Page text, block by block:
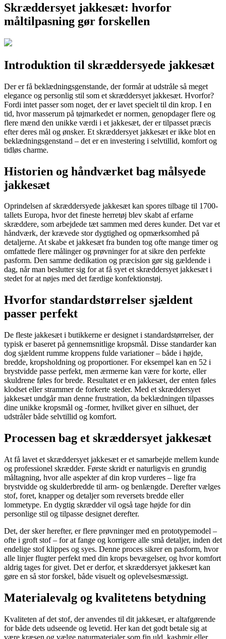
Skræddersyet jakkesæt: hvorfor
måltilpasning gør forskellen
Introduktion til skræddersyede jakkesæt
Der er få beklædningsgenstande, der formår at udstråle så meget
elegance og personlig stil som et skræddersyet jakkesæt. Hvorfor?
Fordi intet passer som noget, der er lavet specielt til din krop. I en
tid, hvor masserum på tøjmarkedet er normen, genopdager flere og
flere mænd den unikke værdi i et jakkesæt, der er tilpasset præcis
efter deres mål og ønsker. Et skræddersyet jakkesæt er ikke blot en
beklædningsgenstand – det er en investering i selvtillid, komfort og
tidløs charme.
Historien og håndværket bag målsyede
jakkesæt
Oprindelsen af skræddersyede jakkesæt kan spores tilbage til 1700-
tallets Europa, hvor det fineste herretøj blev skabt af erfarne
skræddere, som arbejdede tæt sammen med deres kunder. Det var et
håndværk, der krævede stor dygtighed og opmærksomhed på
detaljerne. At skabe et jakkesæt fra bunden tog ofte mange timer og
omfattede flere målinger og prøvninger for at sikre den perfekte
pasform. Den samme dedikation og præcision gør sig gældende i
dag, når man beslutter sig for at få syet et skræddersyet jakkesæt i
stedet for at nøjes med det færdige konfektionstøj.
Hvorfor standardstørrelser sjældent
passer perfekt
De fleste jakkesæt i butikkerne er designet i standardstørrelser, der
typisk er baseret på gennemsnitlige kropsmål. Disse standarder kan
dog sjældent rumme kroppens fulde variationer – både i højde,
bredde, kropsholdning og proportioner. For eksempel kan en 52 i
brystvidde passe perfekt, men ærmerne kan være for korte, eller
skuldrene føles for brede. Resultatet er en jakkesæt, der enten føles
klodset eller strammer de forkerte steder. Med et skræddersyet
jakkesæt undgår man denne frustration, da beklædningen tilpasses
dine unikke kropsmål og -former, hvilket giver en silhuet, der
udstråler både selvtillid og komfort.
Processen bag et skræddersyet jakkesæt
At få lavet et skræddersyet jakkesæt er et samarbejde mellem kunde
og professionel skrædder. Første skridt er naturligvis en grundig
måltagning, hvor alle aspekter af din krop vurderes – lige fra
brystvidde og skulderbredde til arm- og benlængde. Derefter vælges
stof, foret, knapper og detaljer som reversets bredde eller
lommetype. En dygtig skrædder vil også tage højde for din
personlige stil og tilpasse designet derefter.
Det, der sker herefter, er flere prøvninger med en prototypemodel –
ofte i groft stof – for at fange og korrigere alle små detaljer, inden det
endelige stof klippes og syes. Denne proces sikrer en pasform, hvor
alle linjer flugter perfekt med din krops bevægelser, og hvor komfort
aldrig tages for givet. Det er derfor, et skræddersyet jakkesæt kan
gøre en så stor forskel, både visuelt og oplevelsesmæssigt.
Materialevalg og kvalitetens betydning
Kvaliteten af det stof, der anvendes til dit jakkesæt, er altafgørende
for både dets udseende og levetid. Her kan det godt betale sig at
være kræsen og vælge naturmaterialer som fin uld, kashmir eller